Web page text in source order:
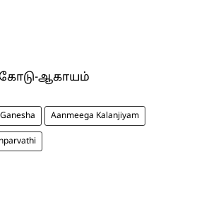
ஆகாயம்
Ganesha Aanmeega Kalanjiyam